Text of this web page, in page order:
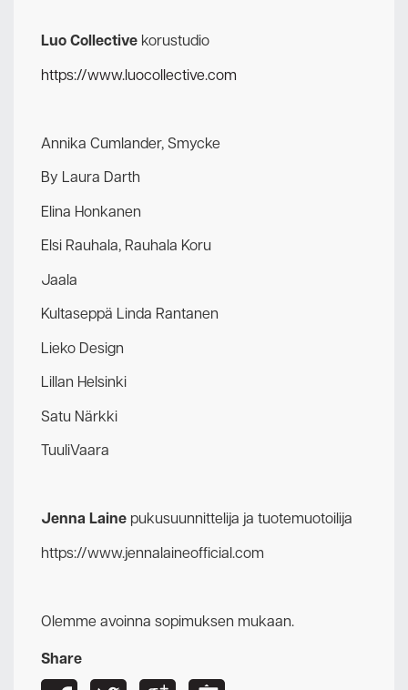
Luo Collective korustudio
https://www.luocollective.com
Annika Cumlander, Smycke
By Laura Darth
Elina Honkanen
Elsi Rauhala, Rauhala Koru
Jaala
Kultaseppä Linda Rantanen
Lieko Design
Lillan Helsinki
Satu Närkki
TuuliVaara
Jenna Laine pukusuunnittelija ja tuotemuotoilija
https://www.jennalaineofficial.com
Olemme avoinna sopimuksen mukaan.
Share